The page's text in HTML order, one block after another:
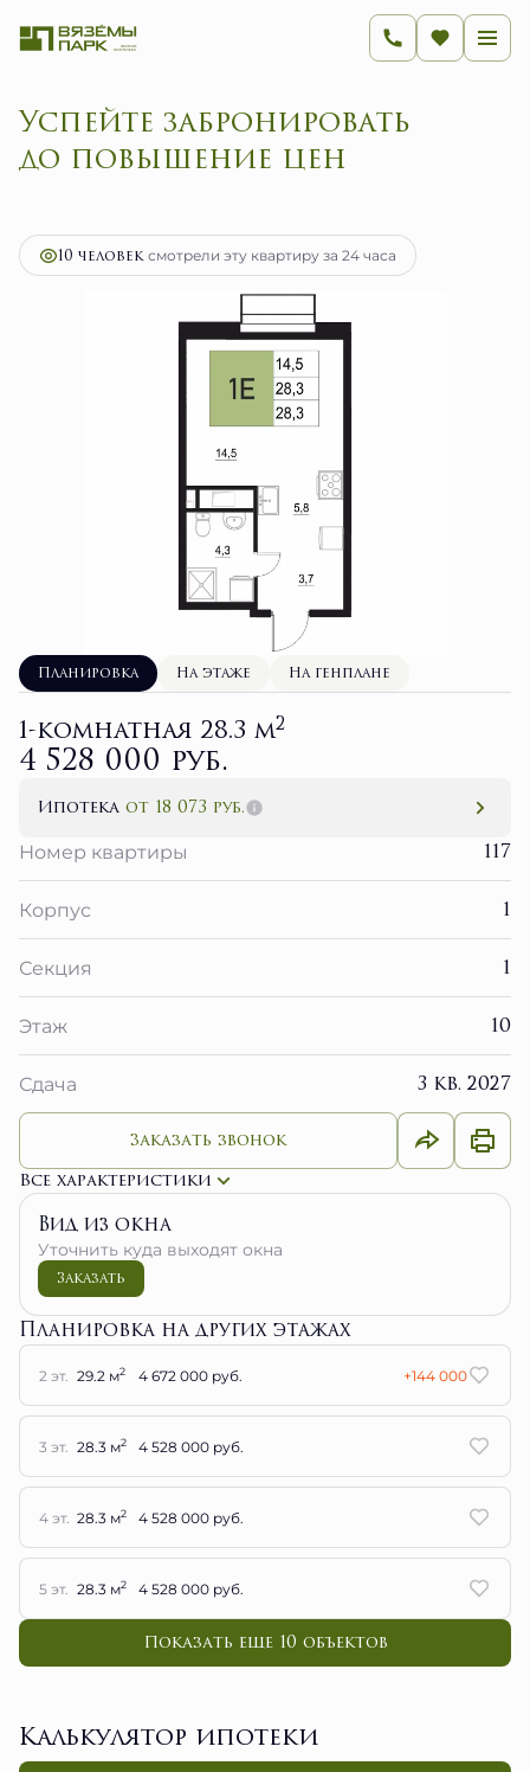
Успейте забронировать
до повышен
1-комнатная28.3 м2
10 человексмотрели эту квартиру за 24 часа
Планировка На этаже На генплане
1-комнатная 28.3 м2
4 528 000 руб.
Ипотека от 18 073 руб.
Номер квартиры
117
Корпус 1
Секция 1
Этаж 10
Сдача 3 кв. 2027
Заказать звонок
Все характеристики
Вид из окна
Уточнить куда выходят окна
Заказать
Планировка на других этажах
2 эт. 29.2 м2 4 672 000 руб. +144 000
3 эт. 28.3 м2 4 528 000 руб.
4 эт. 28.3 м2 4 528 000 руб.
5 эт. 28.3 м2 4 528 000 руб.
Показать еще 10 объектов
Калькулятор ипотеки